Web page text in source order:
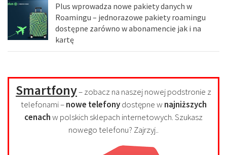
Plus wprowadza nowe pakiety danych w
Roamingu – jednorazowe pakiety roamingu
dostępne zarówno w abonamencie jak i na
kartę
Smartfony– zobacz na naszej nowej podstronie z
telefonami –nowe telefonydostępne w najniższych
cenachw polskich sklepach internetowych. Szukasz
nowego telefonu? Zajrzyj..